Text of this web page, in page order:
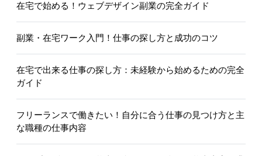
在宅で始める！ウェブデザイン副業の完全ガイド
副業・在宅ワーク入門！仕事の探し方と成功のコツ
在宅で出来る仕事の探し方：未経験から始めるための完全
ガイド
フリーランスで働きたい！自分に合う仕事の見つけ方と主
な職種の仕事内容